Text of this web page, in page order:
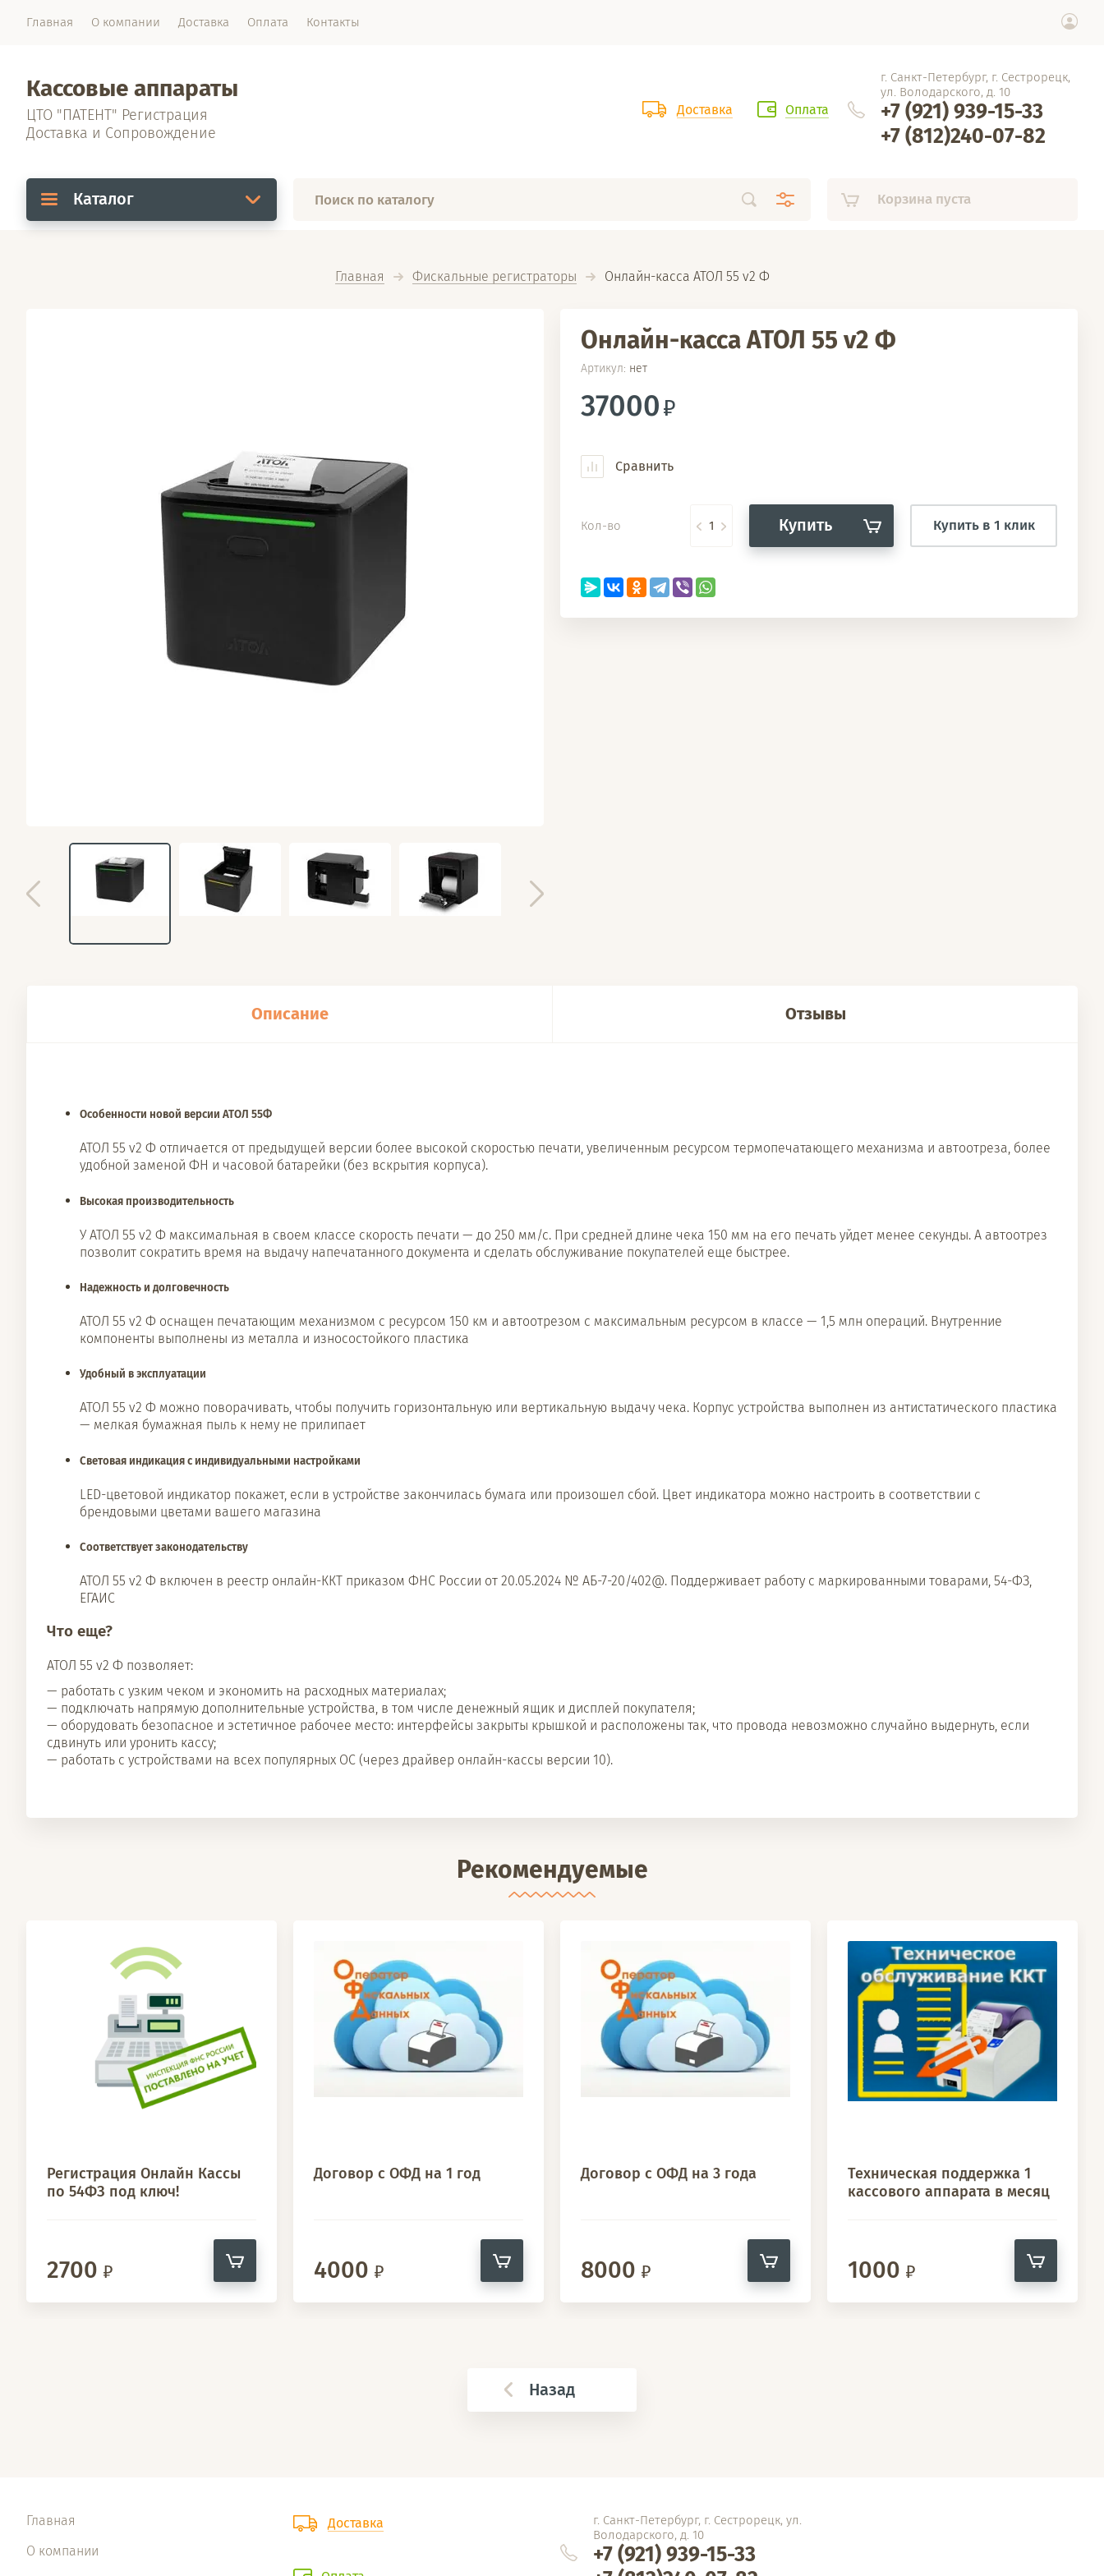
Главная О компании Доставка Оплата Контакты
Кассовые аппараты
ЦТО "ПАТЕНТ" Регистрация
Доставка и Сопровождение
Доставка Оплата
г. Санкт-Петербург, г. Сестрорецк,
ул. Володарского, д. 10
+7 (921) 939-15-33
+7 (812)240-07-82
Каталог Корзина пуста
Главная Фискальные регистраторы
  Онлайн-касса АТОЛ 55 v2 Ф
Онлайн-касса АТОЛ 55 v2 Ф
Артикул: нет
37000
Сравнить
Кол-во Купить Купить в 1 клик
Описание Отзывы
Особенности новой версии АТОЛ 55Ф
АТОЛ 55 v2 Ф отличается от предыдущей версии более высокой скоростью печати, увеличенным ресурсом термопечатающего механизма и автоотреза, более
удобной заменой ФН и часовой батарейки (без вскрытия корпуса).
Высокая производительность
У АТОЛ 55 v2 Ф максимальная в своем классе скорость печати — до 250 мм/с. При средней длине чека 150 мм на его печать уйдет менее секунды. А автоотрез
позволит сократить время на выдачу напечатанного документа и сделать обслуживание покупателей еще быстрее.
Надежность и долговечность
АТОЛ 55 v2 Ф оснащен печатающим механизмом с ресурсом 150 км и автоотрезом с максимальным ресурсом в классе — 1,5 млн операций. Внутренние
компоненты выполнены из металла и износостойкого пластика
Удобный в эксплуатации
АТОЛ 55 v2 Ф можно поворачивать, чтобы получить горизонтальную или вертикальную выдачу чека. Корпус устройства выполнен из антистатического пластика
— мелкая бумажная пыль к нему не прилипает
Световая индикация с индивидуальными настройками
LED-цветовой индикатор покажет, если в устройстве закончилась бумага или произошел сбой. Цвет индикатора можно настроить в соответствии с
брендовыми цветами вашего магазина
Соответствует законодательству
АТОЛ 55 v2 Ф включен в реестр онлайн-ККТ приказом ФНС России от 20.05.2024 № АБ-7-20/402@. Поддерживает работу с маркированными товарами, 54-ФЗ,
ЕГАИС
Что еще?
АТОЛ 55 v2 Ф позволяет:
— работать с узким чеком и экономить на расходных материалах;
— подключать напрямую дополнительные устройства, в том числе денежный ящик и дисплей покупателя;
— оборудовать безопасное и эстетичное рабочее место: интерфейсы закрыты крышкой и расположены так, что провода невозможно случайно выдернуть, если
сдвинуть или уронить кассу;
— работать с устройствами на всех популярных ОС (через драйвер онлайн-кассы версии 10).
Рекомендуемые
Регистрация Онлайн Кассы
по 54ФЗ под ключ!
2700
Договор с ОФД на 1 год
4000
Договор с ОФД на 3 года
8000
Техническая поддержка 1
кассового аппарата в месяц
1000
Назад
Главная
О компании
Доставка
г. Санкт-Петербург, г. Сестрорецк, ул.
Володарского, д. 10
+7 (921) 939-15-33